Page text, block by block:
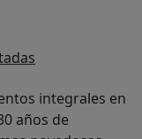
integrales en
años de